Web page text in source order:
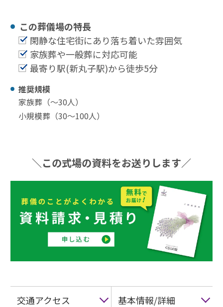
この葬儀場の特⻑
閑静な住宅街にあり落ち着いた雰囲気
家族葬や一般葬に対応可能
最寄り駅(新丸子駅)から徒歩5分
推奨規模
家族葬（〜30⼈）
小規模葬（30〜100⼈）
＼この式場の資料をお送りします／
交通アクセス 基本情報/詳細